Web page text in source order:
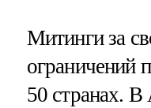
Митинги за
ограничений
50 странах.